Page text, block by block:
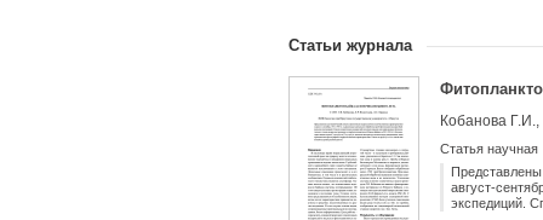
Учредители:
Статьи журнала
Кобанова
Статья научная
Представлены
август-
экспедиций.